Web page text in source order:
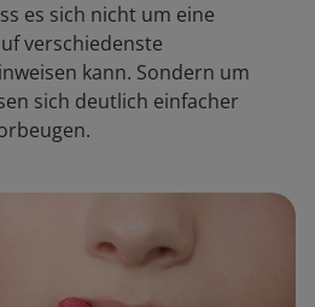
es sich nicht um eine
verschiedenste
kann. Sondern um
sich deutlich einfacher